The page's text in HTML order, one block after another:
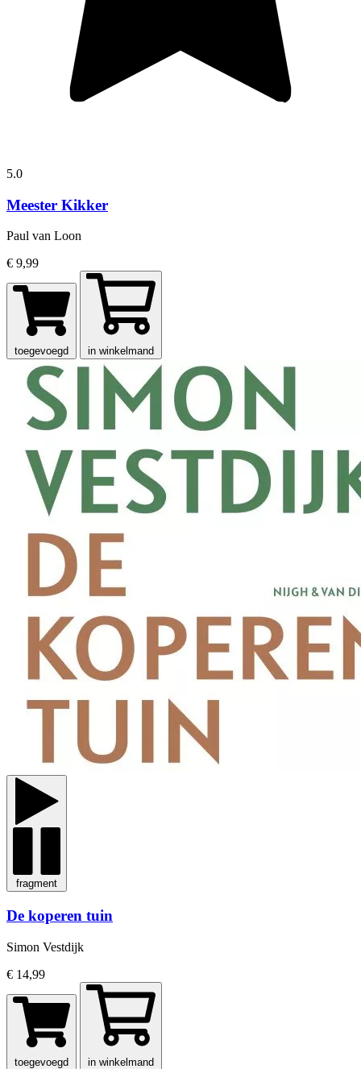
5.0
Meester Kikker
Paul van Loon
€ 9,99
toegevoegd in winkelmand
fragment
De koperen tuin
Simon Vestdijk
€ 14,99
toegevoegd in winkelmand